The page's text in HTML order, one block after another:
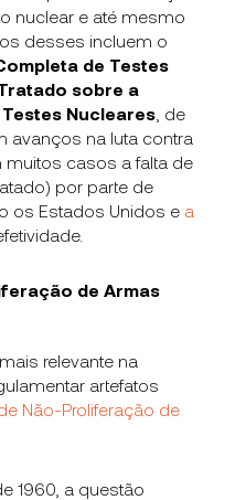
nuclear e até mesmo
desses incluem o
de Testes
sobre a
Nucleares , de
avanços na luta contra
muitos casos a falta de
por parte de
os Estados Unidos e a
de Armas
relevante na
artefatos
Não-Proliferação de
1960, a questão